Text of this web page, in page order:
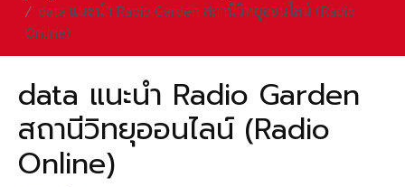
data แนะนำ Radio Garden สถานีวิทยุออนไลน์ (Radio
Online)
data แนะนำ Radio Garden
สถานีวิทยุออนไลน์ (Radio
Online)